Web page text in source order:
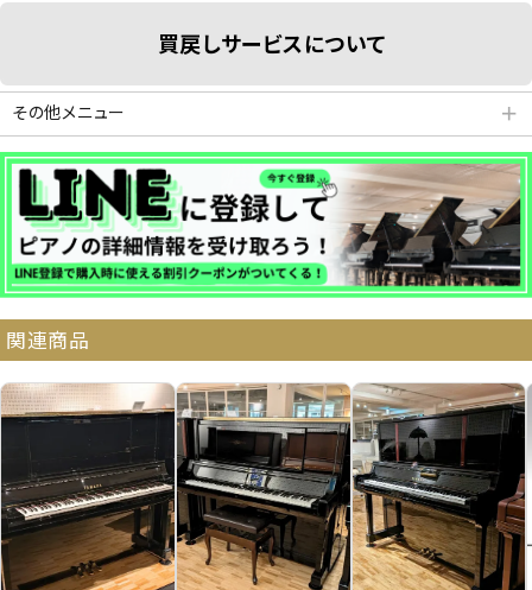
買戻しサービスについて
その他メニュー ＋
分割払いシミュレーション
納品・サービス・消音取付可能エリア
よくある質問 送料について
契約後の流れ 保証サービス
中古ピアノ買戻しサービ
中古ピアノの状態につい
て
関連商品